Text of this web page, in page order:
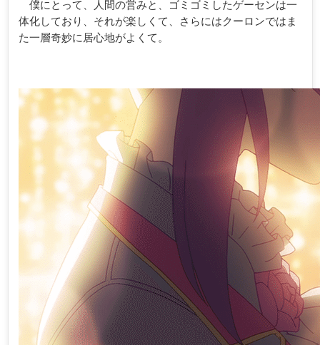
僕にとって、人間の営みと、ゴミゴミしたゲーセンは一
体化しており、それが楽しくて、さらにはクーロンではま
た一層奇妙に居心地がよくて。